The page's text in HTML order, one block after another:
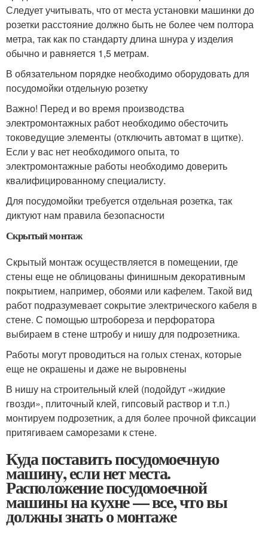
Следует учитывать, что от места установки машинки до
розетки расстояние должно быть не более чем полтора
метра, так как по стандарту длина шнура у изделия
обычно и равняется 1,5 метрам.
В обязательном порядке необходимо оборудовать для
посудомойки отдельную розетку
Важно! Перед и во время производства
электромонтажных работ необходимо обесточить
токоведущие элементы (отключить автомат в щитке).
Если у вас нет необходимого опыта, то
электромонтажные работы необходимо доверить
квалифицированному специалисту.
Для посудомойки требуется отдельная розетка, так
диктуют нам правила безопасности
Скрытый монтаж
Скрытый монтаж осуществляется в помещении, где
стены еще не облицованы финишным декоративным
покрытием, например, обоями или кафелем. Такой вид
работ подразумевает сокрытие электрического кабеля в
стене. С помощью штробореза и перфоратора
выбираем в стене штробу и нишу для подрозетника.
Работы могут проводиться на голых стенах, которые
еще не окрашены и даже не выровнены
В нишу на строительный клей (подойдут «жидкие
гвозди», плиточный клей, гипсовый раствор и т.п.)
монтируем подрозетник, а для более прочной фиксации
притягиваем саморезами к стене.
Куда поставить посудомоечную
машину, если нет места.
Расположение посудомоечной
машины на кухне — все, что вы
должны знать о монтаже